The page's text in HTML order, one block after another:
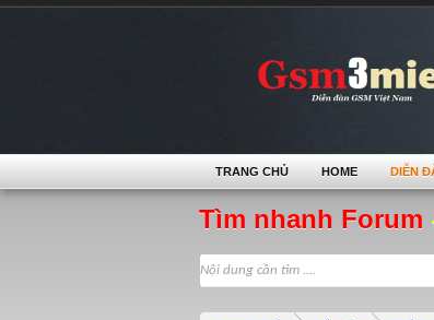
Tìm nhanh Forum
TRANG CHỦ HOME DIỄN